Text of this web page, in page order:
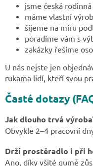
jsme česká
máme vlastní
šijeme na míru
poradíme vám s
zakázky řešíme
U nás nejste jen
rukama lidí, kteří svou
Časté dotazy
Jak dlouho trvá
Obvykle 2–4 pracovní
Drží prostěradlo i při
Ano, díky všité gumě